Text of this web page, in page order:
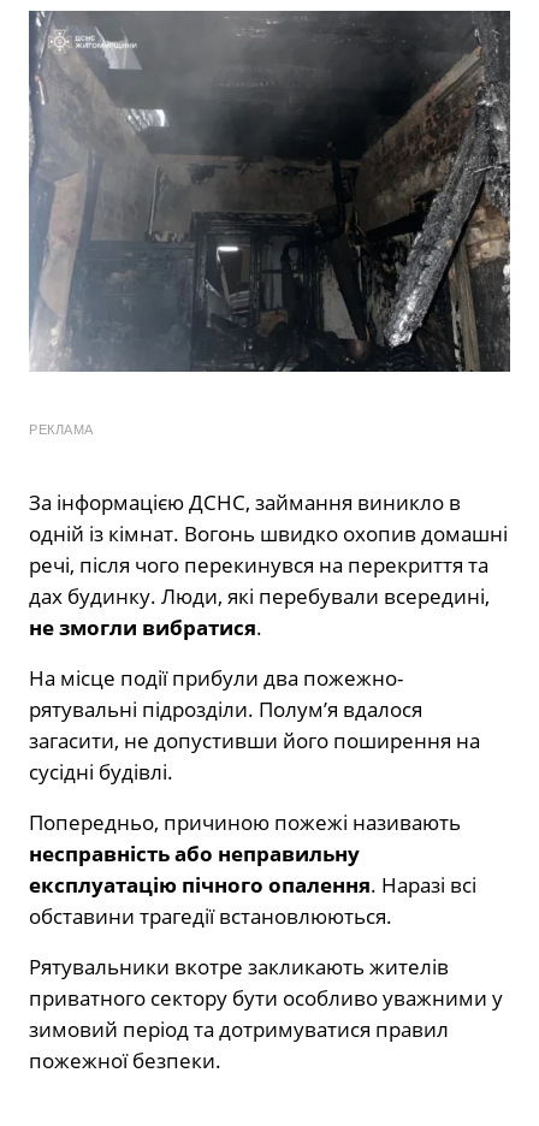
РЕКЛАМА
За інформацією ДСНС, займання виникло в
одній із кімнат. Вогонь швидко охопив домашні
речі, після чого перекинувся на перекриття та
дах будинку. Люди, які перебували всередині,
не змогли вибратися.
На місце події прибули два пожежно-
рятувальні підрозділи. Полум’я вдалося
загасити, не допустивши його поширення на
сусідні будівлі.
Попередньо, причиною пожежі називають
несправність або неправильну
експлуатацію пічного опалення. Наразі всі
обставини трагедії встановлюються.
Рятувальники вкотре закликають жителів
приватного сектору бути особливо уважними у
зимовий період та дотримуватися правил
пожежної безпеки.